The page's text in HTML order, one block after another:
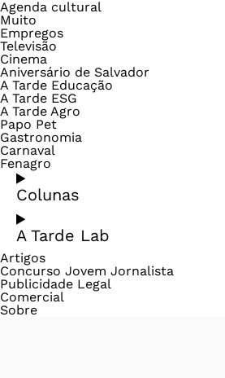
Agenda cultural
Muito
Empregos
Televisão
Cinema
Aniversário de Salvador
A Tarde Educação
A Tarde ESG
A Tarde Agro
Papo Pet
Gastronomia
Carnaval
Fenagro
Colunas
A Tarde Lab
Artigos
Concurso Jovem Jornalista
Publicidade Legal
Comercial
Sobre